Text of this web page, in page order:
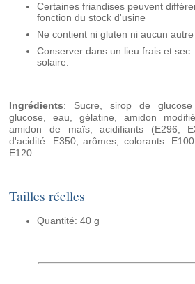
Certaines friandises peuvent
fonction du stock d'usine
Ne contient ni gluten ni aucun
Conserver dans un lieu frais et
solaire.
Ingrédients: Sucre, sirop de
glucose, eau, gélatine, amidon
amidon de maïs, acidifiants (E296,
d'acidité: E350; arômes, colorants:
E120.
Tailles réelles
Quantité: 40 g